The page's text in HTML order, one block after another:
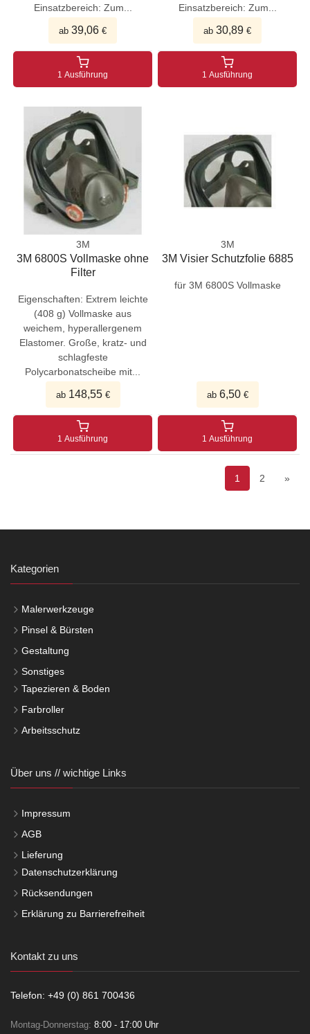
Einsatzbereich: Zum...
ab 39,06 €
1 Ausführung
Einsatzbereich: Zum...
ab 30,89 €
1 Ausführung
3M
3M 6800S Vollmaske ohne
Filter
Eigenschaften: Extrem leichte
(408 g) Vollmaske aus
weichem, hyperallergenem
Elastomer. Große, kratz- und
schlagfeste
Polycarbonatscheibe mit...
ab 148,55€
1 Ausführung
3M
3M Visier Schutzfolie 6885
für 3M 6800S Vollmaske
ab 6,50€
1 Ausführung
1 2 »
Kategorien
Malerwerkzeuge
Pinsel & Bürsten
Gestaltung
Sonstiges
Tapezieren & Boden
Farbroller
Arbeitsschutz
Über uns // wichtige Links
Impressum
AGB
Lieferung
Datenschutzerklärung
Rücksendungen
Erklärung zu Barrierefreiheit
Kontakt zu uns
Telefon: +49 (0) 861 700436
Montag-Donnerstag: 8:00 - 17:00 Uhr